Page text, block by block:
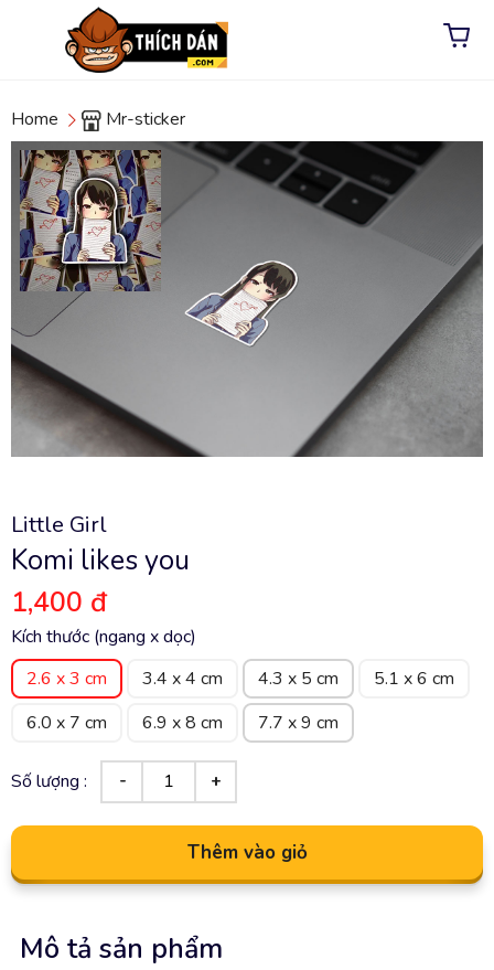
Home Mr-sticker
Little Girl
Komi likes you
1,400 đ
Kích thước (ngang x dọc)
2.6 x 3 cm
3.4 x 4 cm 4.3 x 5 cm
5.1 x 6 cm
6.0 x 7 cm
6.9 x 8 cm 7.7 x 9 cm
Số lượng :
Thêm vào giỏ
Mô tả sản phẩm